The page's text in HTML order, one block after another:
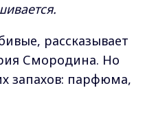
рассказывает
Смородина. Но
запахов: парфюма,